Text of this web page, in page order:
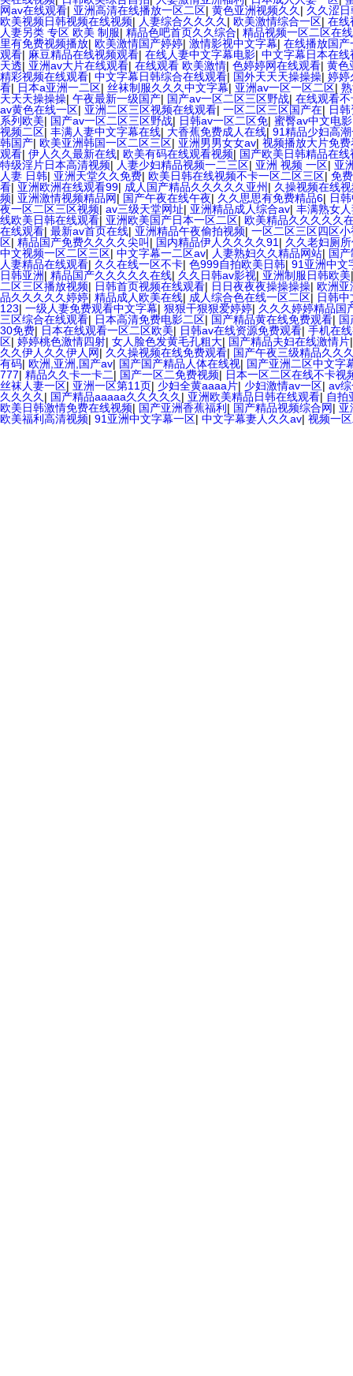
网av在线观看| 亚洲高清在线播放一区二区| 黄色亚洲视频久久 | 久久涩日
欧美视频日韩视频在线视频| 人妻综合久久久久 | 欧美激情综合一区| 在线
人妻另类 专区 欧美 制服| 精品色吧首页久久综合| 精品视频一区二区在
里有免费视频播放| 欧美激情国产婷婷| 激情影视中文字幕| 在线播放国
观看| 麻豆精品在线视频观看| 在线人妻中文字幕电影| 中文字幕日本在线
天透| 亚洲av大片在线观看| 在线观看 欧美激情| 色婷婷网在线观看| 黄色
精彩视频在线观看| 中文字幕日韩综合在线观看| 国外天天天操操操| 婷婷
看| 日本a亚洲一二区| 丝袜制服久久久中文字幕| 亚洲av一区一区二区|
天天天操操操| 午夜最新一级国产| 国产av一区二区三区野战| 在线观看
av黄色在线一区| 亚洲二区三区视频在线观看| 一区二区三区国产在| 日
系列欧美| 国产av一区二区三区野战| 日韩av一区二区免| 蜜臀av中文电影
视频二区| 丰满人妻中文字幕在线| 大香蕉免费成人在线| 91精品少妇高
韩国产| 欧美亚洲韩国一区二区三区| 亚洲男男女女av| 视频播放大片免费
观看| 伊人久久最新在线| 欧美有码在线观看视频| 国产欧美日韩精品在线
特级淫片日本高清视频| 人妻少妇精品视频一二三区| 亚洲 视频 一区| 亚
人妻 日韩| 亚洲天堂久久免费| 欧美日韩在线视频不卡一区二区三区| 免
看| 亚洲欧洲在线观看99| 成人国产精品久久久久久亚州 | 久操视频在线
频| 亚洲激情视频精品网| 国产午夜在线午夜| 久久思思有免费精品6| 日
夜一区二区三区视频| av三级天堂网址| 亚洲精品成人综合av| 丰满熟女
线欧美日韩在线观看| 亚洲欧美国产日本一区二区| 欧美精品久久久久久
在线观看| 最新av首页在线| 亚洲精品午夜偷拍视频| 一区二区三区四区小
区| 精品国产免费久久久久尖叫 | 国内精品伊人久久久久91 | 久久老妇厕
中文视频一区二区三区| 中文字幕一二区av| 人妻熟妇久久精品网站| 国
人妻精品在线观看| 久久在线一区不卡| 色999自拍欧美日韩| 91亚洲中文
日韩亚洲| 精品国产久久久久久在线| 久久日韩av影视| 亚洲制服日韩欧美
二区三区播放视频| 日韩首页视频在线观看| 日日夜夜夜操操操操| 欧洲亚
品久久久久久婷婷| 精品成人欧美在线| 成人综合色在线一区二区| 日韩
123| 一级人妻免费观看中文字幕| 狠狠干狠狠爱婷婷| 久久久婷婷精品国
三区综合在线观看| 日本高清免费电影二区| 国产精品黄在线免费观看| 国
30免费| 日本在线观看一区二区欧美| 日韩av在线资源免费观看| 手机在
区| 婷婷桃色激情四射| 女人脸色发黄毛孔粗大| 国产精品夫妇在线激情片
久久伊人久久伊人网| 久久操视频在线免费观看| 国产午夜三级精品久久
有码| 欧洲,亚洲,国产av| 国产国产精品人体在线视| 国产亚洲二区中文字
777| 精品久久卡一卡二| 国产一区二免费视频| 日本一区二区在线不卡视
丝袜人妻一区| 亚洲一区第11页| 少妇全黄aaaa片| 少妇激情av一区| av
久久久久 | 国产精品aaaaa久久久久久 | 亚洲欧美精品日韩在线观看| 自拍
欧美日韩激情免费在线视频| 国产亚洲香蕉福利 | 国产精品视频综合网| 亚
欧美福利高清视频| 91亚洲中文字幕一区| 中文字幕妻人久久av| 视频一